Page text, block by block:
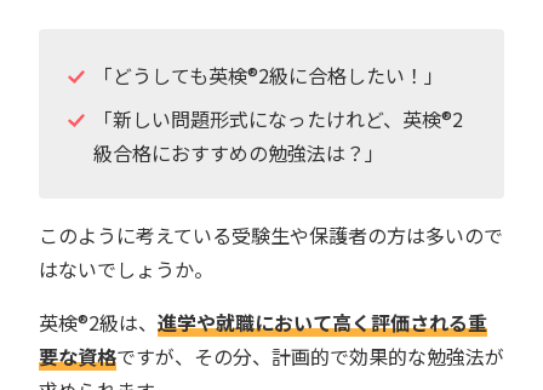
「どうしても英検®︎2級に合格したい！」
「新しい問題形式になったけれど、英検®︎2
級合格におすすめの勉強法は？」
このように考えている受験生や保護者の方は多いので
はないでしょうか。
英検®︎2級は、 進学や就職において高く評価される重
要な資格ですが、その分、計画的で効果的な勉強法が